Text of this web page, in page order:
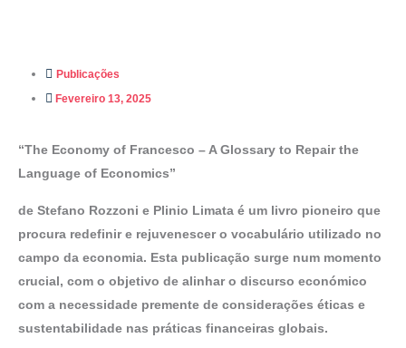
Publicações
Fevereiro 13, 2025
“The Economy of Francesco – A Glossary to Repair the
Language of Economics”
de Stefano Rozzoni e Plinio Limata é um livro pioneiro que
procura redefinir e rejuvenescer o vocabulário utilizado no
campo da economia. Esta publicação surge num momento
crucial, com o objetivo de alinhar o discurso económico
com a necessidade premente de considerações éticas e
sustentabilidade nas práticas financeiras globais.